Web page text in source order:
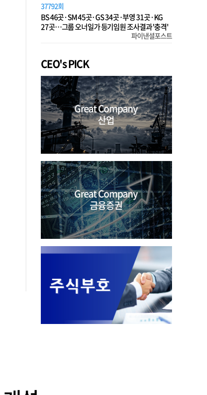
37792회
BS 46곳·SM 45곳·GS 34곳·부영 31곳·KG
27곳…그룹 오너일가 등기임원 조사결과 '충격'
파이낸셜포스트
CEO's PICK